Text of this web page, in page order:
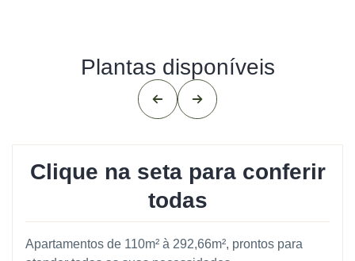
Plantas disponíveis
Clique na seta para conferir
todas
Apartamentos de 110m² à 292,66m², prontos para